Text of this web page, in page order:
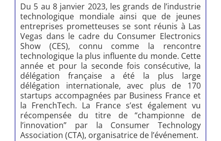
Du 5 au 8 janvier 2023, les grands de l’industrie
technologique mondiale ainsi que de jeunes
entreprises prometteuses se sont réunis à Las
Vegas dans le cadre du Consumer Electronics
Show (CES), connu comme la rencontre
technologique la plus influente du monde. Cette
année et pour la seconde fois consécutive, la
délégation française a été la plus large
délégation internationale, avec plus de 170
startups accompagnées par Business France et
la FrenchTech. La France s’est également vu
récompensée du titre de “championne de
l’innovation” par la Consumer Technology
Association (CTA), organisatrice de l’événement.